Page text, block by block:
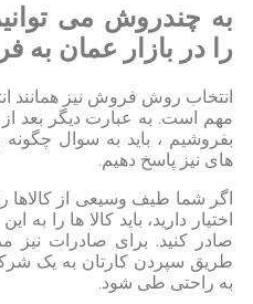
به چندروش می
را در بازار عمان به
انتخاب روش فروش نیز همانند
مهم است. به عبارت دیگر بعد
بفروشیم ، باید به سوال
های نیز پاسخ دهیم.
اگر شما طیف وسیعی از کالاها
اختیار دارید، باید کالا ها را
صادر کنید. برای صادرات نیز
طریق سپردن کارتان به یک
به راحتی طی شود.